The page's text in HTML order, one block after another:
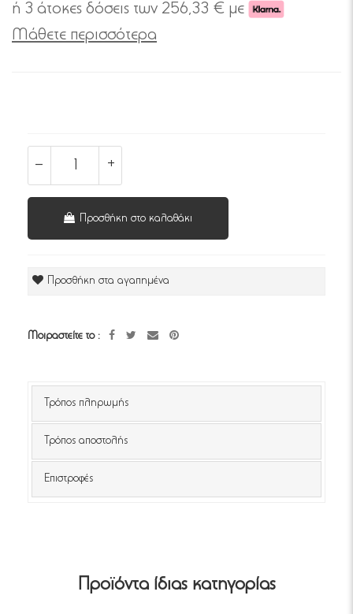
ή 3 άτοκες δόσεις των 256,33 € με
Μάθετε περισσότερα
Προσθήκη στο καλαθάκι
Προσθήκη στα αγαπημένα
Μοιραστείτε το :
Τρόπος πληρωμής
Τρόπος αποστολής
Επιστροφές
Προϊόντα ίδιας κατηγορίας